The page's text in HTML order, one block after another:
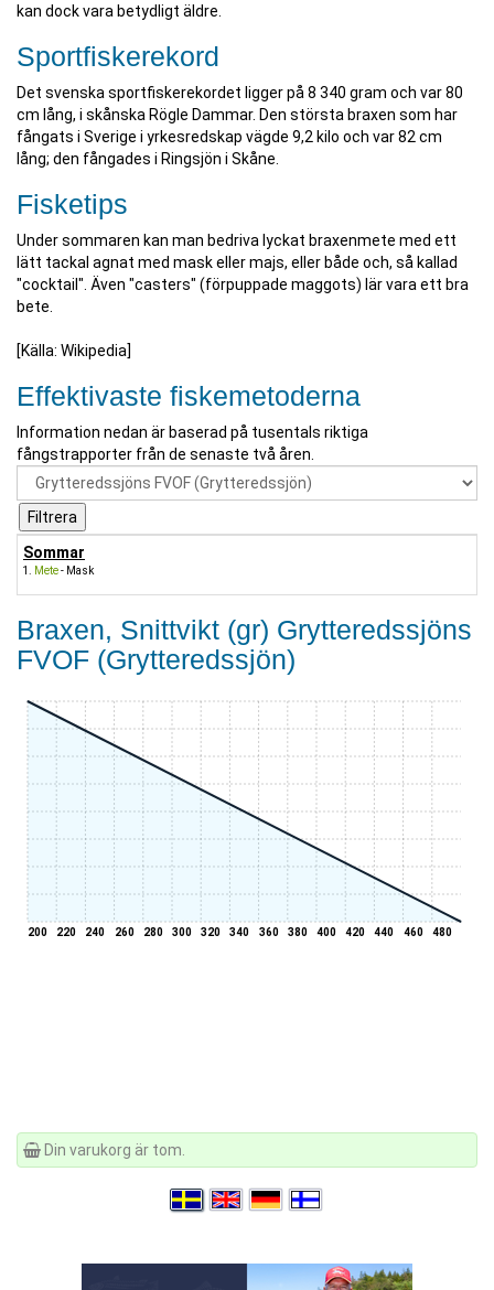
kan dock vara betydligt äldre.
Sportfiskerekord
Det svenska sportfiskerekordet ligger på 8 340 gram och var 80
cm lång, i skånska Rögle Dammar. Den största braxen som har
fångats i Sverige i yrkesredskap vägde 9,2 kilo och var 82 cm
lång; den fångades i Ringsjön i Skåne.
Fisketips
Under sommaren kan man bedriva lyckat braxenmete med ett
lätt tackal agnat med mask eller majs, eller både och, så kallad
"cocktail". Även "casters" (förpuppade maggots) lär vara ett bra
bete.
[Källa: Wikipedia]
Effektivaste fiskemetoderna
Information nedan är baserad på tusentals riktiga
fångstrapporter från de senaste två åren.
Sommar
Mete- Mask
Braxen, Snittvikt (gr) Grytteredssjöns
FVOF (Grytteredssjön)
200 220 240 260 280 300 320 340 360 380 400 420 440 460 480
Din varukorg är tom.